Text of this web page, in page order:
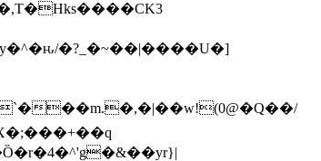
�?_�~��|����U�]